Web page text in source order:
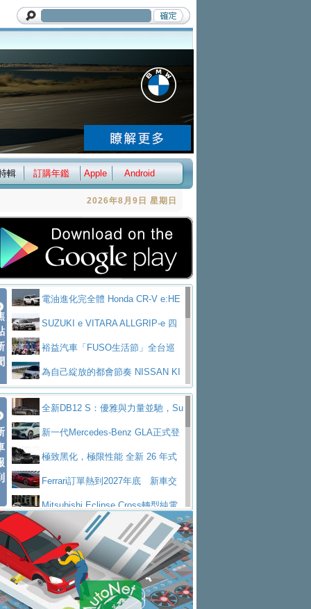
輯 訂購年鑑 Apple Android
2026年8月9日 星期日
電油進化完全體 Honda CR-V e:HE
V PrestigeSUZUKI e VITARA ALLGRIP-e 四
驅精神的純電新詮釋
裕益汽車「FUSO生活節」全台巡
迴 結合生活體驗、交通安全與購車優惠
為自己綻放的都會節奏 NISSAN KI
CKS SAKURA為品味獨具層峰買家打造的頂級座
駕，MAZDA CX-90 33T AWD Premium Ca
ptain Seat
EV
技的座駕! Ford Territory中型油電休旅
SO Super Great今日在台登場，結合先進安
全輔助科技
ntis四品牌經銷權，全新多品牌旗艦展示中
心開幕啟用
屏東特搜大隊再添新利器 SITRAK
救助器材車買氣不衰、SUZUKI經銷商勇於開啟
全新大店，新北都鈴木占地500坪土城旗艦
展示中心開幕
2025第七屆ISUZU運轉職人挑戰賽
熱血登場 展現極致車技與專業職人精神
H2GP世界總決賽圓滿落幕 台灣團
全新DB12 S：優雅與力量並馳，Su
per Tourer的顛峰之作
新一代Mercedes-Benz GLA正式登
場 續航最高657公里、支援320kW快充
極致黑化，極限性能 全新 26 年式
DEFENDER OCTA BLACK 限量登台
Ferrari訂單熱到2027年底 新車交
付至少得等一年以上
Mitsubishi Eclipse Cross轉型純電
休旅 87kWh電池續航超過600公里
全新BMW 318i Touring豪華旅行車
全台限量200台 進化現型
不等零關稅的紅利，Jeep品牌今日
起展開首批車交車
Volvo EX60 即將叩關，靜肅性、底
盤與數位介面搶先揭露
Audi Q9 將於 2026 年底上市 旗艦